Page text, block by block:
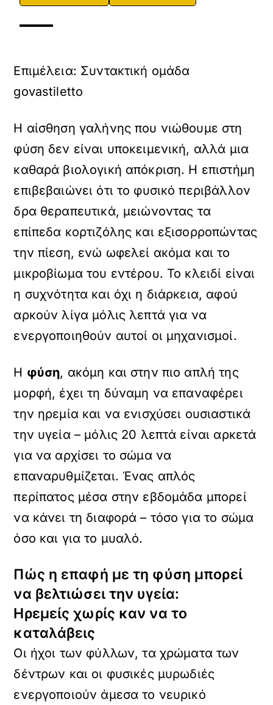
Επιμέλεια: Συντακτική ομάδα
govastiletto
Η αίσθηση γαλήνης που νιώθουμε στη
φύση δεν είναι υποκειμενική, αλλά μια
καθαρά βιολογική απόκριση. Η επιστήμη
επιβεβαιώνει ότι το φυσικό περιβάλλον
δρα θεραπευτικά, μειώνοντας τα
επίπεδα κορτιζόλης και εξισορροπώντας
την πίεση, ενώ ωφελεί ακόμα και το
μικροβίωμα του εντέρου. Το κλειδί είναι
η συχνότητα και όχι η διάρκεια, αφού
αρκούν λίγα μόλις λεπτά για να
ενεργοποιηθούν αυτοί οι μηχανισμοί.
Η φύση, ακόμη και στην πιο απλή της
μορφή, έχει τη δύναμη να επαναφέρει
την ηρεμία και να ενισχύσει ουσιαστικά
την υγεία – μόλις 20 λεπτά είναι αρκετά
για να αρχίσει το σώμα να
επαναρυθμίζεται. Ένας απλός
περίπατος μέσα στην εβδομάδα μπορεί
να κάνει τη διαφορά – τόσο για το σώμα
όσο και για το μυαλό.
Πώς η επαφή με τη φύση μπορεί
να βελτιώσει την υγεία:
Ηρεμείς χωρίς καν να το
καταλάβεις
Οι ήχοι των φύλλων, τα χρώματα των
δέντρων και οι φυσικές μυρωδιές
ενεργοποιούν άμεσα το νευρικό